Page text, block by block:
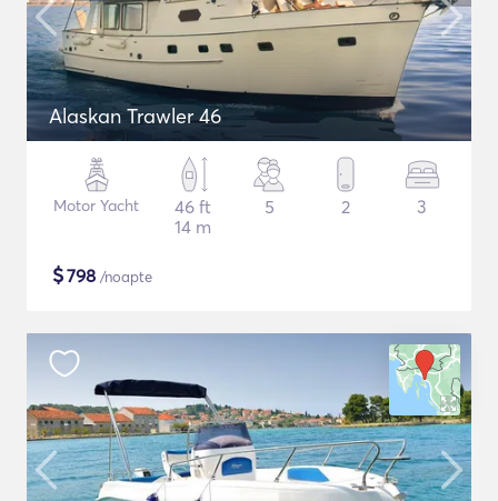
Alaskan Trawler 46
Motor Yacht
46 ft
14 m
5 2 3
$798 /noapte